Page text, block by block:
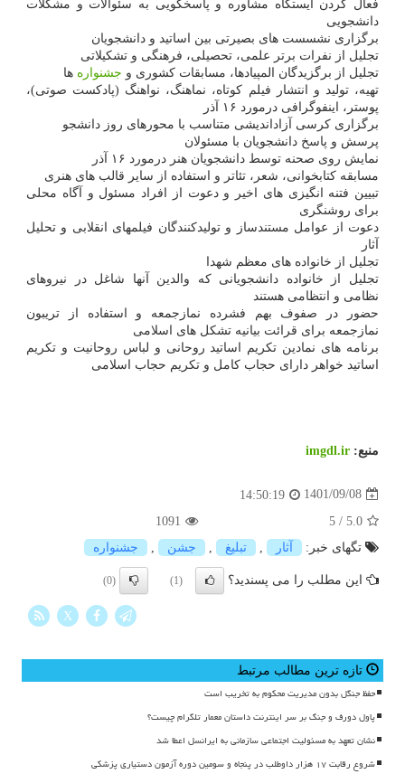
فعال کردن ایستگاه مشاوره و پاسخگویی به سئوالات و مشکلات
دانشجویی
برگزاری نشسست های بصیرتی بین اساتید و دانشجویان
تجلیل از نفرات برتر علمی، تحصیلی، فرهنگی و تشکیلاتی
تجلیل از برگزیدگان المپیادها، مسابقات کشوری و جشنواره ها
تهیه، تولید و انتشار فیلم کوتاه، نماهنگ، نواهنگ (پادکست صوتی)،
پوستر، اینفوگرافی درمورد ۱۶ آذر
برگزاری کرسی آزاداندیشی متناسب با محورهای روز دانشجو
پرسش و پاسخ دانشجویان با مسئولان
نمایش روی صحنه توسط دانشجویان هنر درمورد ۱۶ آذر
مسابقه کتابخوانی، شعر، تئاتر و استفاده از سایر قالب های هنری
تبیین فتنه انگیزی های اخیر و دعوت از افراد مسئول و آگاه محلی
برای روشنگری
دعوت از عوامل مستندساز و تولیدکنندگان فیلمهای انقلابی و تحلیل
آثار
تجلیل از خانواده های معظم شهدا
تجلیل از خانواده دانشجویانی که والدین آنها شاغل در نیروهای
نظامی و انتظامی هستند
حضور در صفوف بهم فشرده نمازجمعه و استفاده از تریبون
نمازجمعه برای قرائت بیانیه تشکل های اسلامی
برنامه های نمادین تکریم اساتید روحانی و لباس روحانیت و تکریم
اساتید خواهر دارای حجاب کامل و تکریم حجاب اسلامی
منبع: imgdl.ir
1401/09/08
14:50:19
5.0
/
5
1091
تگهای خبر:
آثار تبلیغ جشن جشنواره
این مطلب را می پسندید؟ (1)
(0)
X
تازه ترین مطالب مرتبط
حفظ جنگل بدون مدیریت محکوم به تخریب است
پاول دورف و جنگ بر سر اینترنت داستان معمار تلگرام چیست؟
نشان تعهد به مسئولیت اجتماعی سازمانی به ایرانسل اعطا شد
شروع رقابت ۱۷ هزار داوطلب در پنجاه و سومین دوره آزمون دستیاری پزشکی